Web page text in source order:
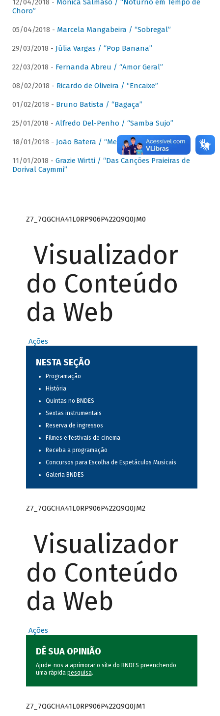
12/04/2018 - Mônica Salmaso / “Noturno em Tempo de
Choro”
05/04/2018 - Marcela Mangabeira / “Sobregal”
29/03/2018 - Júlia Vargas / “Pop Banana”
22/03/2018 - Fernanda Abreu / “Amor Geral”
08/02/2018 - Ricardo de Oliveira / “Encaixe”
01/02/2018 - Bruno Batista / “Bagaça”
25/01/2018 - Alfredo Del-Penho / “Samba Sujo”
18/01/2018 - João Batera / “Meu Pandeiro”
11/01/2018 - Grazie Wirtti / “Das Canções Praieiras de
Dorival Caymmi”
Z7_7QGCHA41L0RP906P422Q9Q0JM0
Visualizador
do Conteúdo
da Web
Ações
NESTA SEÇÃO
Programação
História
Quintas no BNDES
Sextas instrumentais
Reserva de ingressos
Filmes e festivais de cinema
Receba a programação
Concursos para Escolha de Espetáculos Musicais
Galeria BNDES
Z7_7QGCHA41L0RP906P422Q9Q0JM2
Visualizador
do Conteúdo
da Web
Ações
DÊ SUA OPINIÃO
Ajude-nos a aprimorar o site do BNDES preenchendo
uma rápida pesquisa.
Z7_7QGCHA41L0RP906P422Q9Q0JM1